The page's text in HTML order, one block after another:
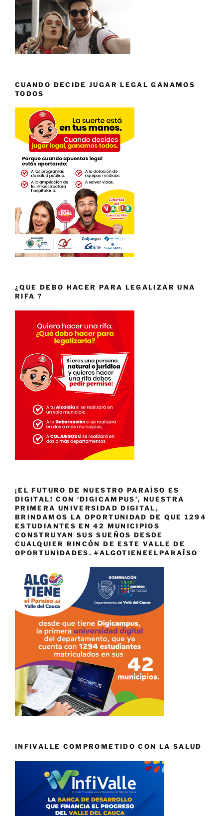
CUANDO DECIDE JUGAR LEGAL GANAMOS
TODOS
¿QUE DEBO HACER PARA LEGALIZAR UNA
RIFA ?
¡EL FUTURO DE NUESTRO PARAÍSO ES
DIGITAL! CON ‘DIGICAMPUS’, NUESTRA
PRIMERA UNIVERSIDAD DIGITAL,
BRINDAMOS LA OPORTUNIDAD DE QUE 1294
ESTUDIANTES EN 42 MUNICIPIOS
CONSTRUYAN SUS SUEÑOS DESDE
CUALQUIER RINCÓN DE ESTE VALLE DE
OPORTUNIDADES. #ALGOTIENEELPARAÍSO
INFIVALLE COMPROMETIDO CON LA SALUD